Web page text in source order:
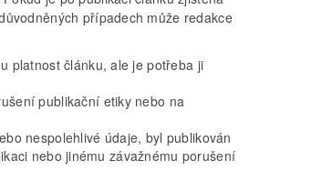
případech může redakce
platnost článku, ale je potřeba ji
publikační etiky nebo na
nespolehlivé údaje, byl publikován
nebo jinému závažnému porušení